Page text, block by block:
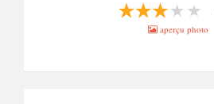
aperçu photo